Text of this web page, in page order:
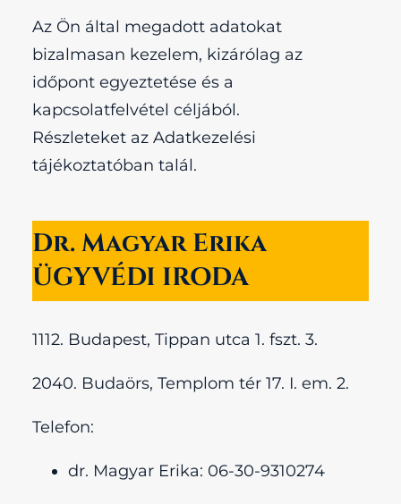
Az Ön által megadott adatokat
bizalmasan kezelem, kizárólag az
időpont egyeztetése és a
kapcsolatfelvétel céljából.
Részleteket az Adatkezelési
tájékoztatóban talál.
Dr. Magyar Erika
ÜGYVÉDI IRODA
1112. Budapest, Tippan utca 1. fszt. 3.
2040. Budaörs, Templom tér 17. I. em. 2.
Telefon:
dr. Magyar Erika: 06-30-9310274